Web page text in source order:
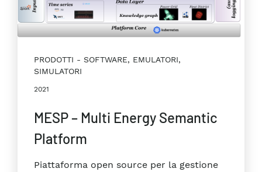
PRODOTTI
SOFTWARE, EMULATORI,
SIMULATORI
2021
MESP – Multi Energy Semantic
Platform
Piattaforma open source per la gestione